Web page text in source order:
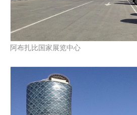
阿布扎比国家展览中心